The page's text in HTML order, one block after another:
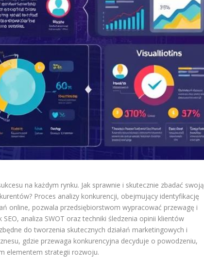
na każdym rynku. Jak sprawnie i skutecznie zbadać swoją
Proces analizy konkurencji, obejmujący identyfikację
online, pozwala przedsiębiorstwom wypracować przewagę i
analiza SWOT oraz techniki śledzenia opinii klientów
do tworzenia skutecznych działań marketingowych i
gdzie przewaga konkurencyjna decyduje o powodzeniu,
elementem strategii rozwoju.